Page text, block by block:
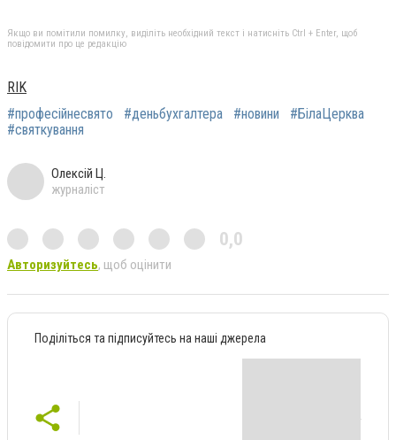
Якщо ви помітили помилку, виділіть необхідний текст і натисніть Ctrl + Enter, щоб
повідомити про це редакцію
RIK
#професійнесвято
#деньбухгалтера #новини
#БілаЦерква
#святкування
Олексій Ц.
журналіст
0,0
Авторизуйтесь, щоб оцінити
Поділіться та підписуйтесь на наші джерела